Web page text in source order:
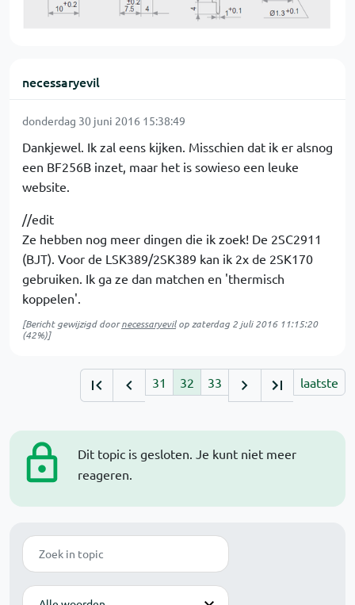
Dit topic is gesloten. Je kunt niet meer
reageren.
Zoek
Modus
necessaryevil
donderdag 30 juni 2016 15:38:49
Dankjewel. Ik zal eens kijken. Misschien dat ik er alsnog
een BF256B inzet, maar het is sowieso een leuke
website.
//edit
Ze hebben nog meer dingen die ik zoek! De 2SC2911
(BJT). Voor de LSK389/2SK389 kan ik 2x de 2SK170
gebruiken. Ik ga ze dan matchen en 'thermisch
koppelen'.
[Bericht gewijzigd doornecessaryevilop zaterdag 2 juli 2016 11:15:20
(42%)]
31 32 33 laatste